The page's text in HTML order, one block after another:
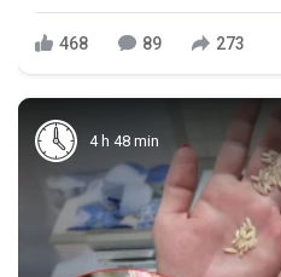
468 89 273
4 h 48 min